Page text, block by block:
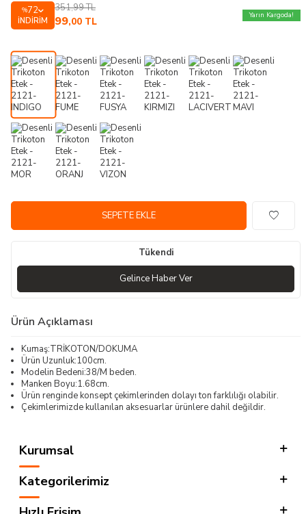
%72
İNDIRIM
351,99TL
99,00 TL
Yarın Kargoda!
SEPETE EKLE
Tükendi
Gelince Haber Ver
Ürün Açıklaması
Kumaş:TRİKOTON/DOKUMA
Ürün Uzunluk:100cm.
Modelin Bedeni:38/M beden.
Manken Boyu:1.68cm.
Ürün renginde konsept çekimlerinden dolayı ton farklılığı olabilir.
Çekimlerimizde kullanılan aksesuarlar ürünlere dahil değildir.
Kurumsal
Kategorilerimiz